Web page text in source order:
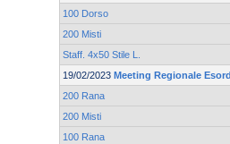
100 Dorso
200 Misti
Staff. 4x50 Stile L.
19/02/2023 Meeting Regionale
200 Rana
200 Misti
100 Rana